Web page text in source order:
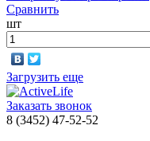
Сравнить
шт
Загрузить еще
Заказать звонок
8 (3452) 47-52-52